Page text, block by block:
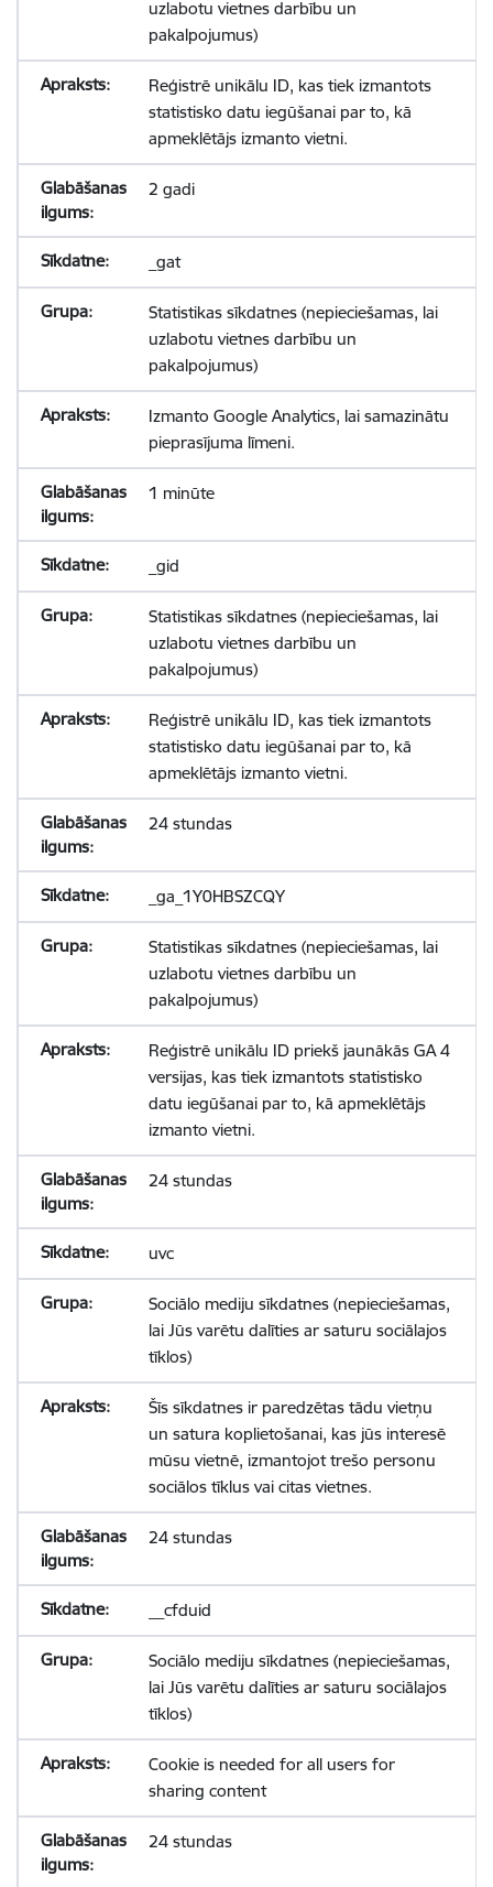
uzlabotu vietnes darbību un
pakalpojumus)
Reģistrē unikālu ID, kas tiek izmantots
statistisko datu iegūšanai par to, kā
apmeklētājs izmanto vietni.
2 gadi
_gat
Statistikas sīkdatnes (nepieciešamas, lai
uzlabotu vietnes darbību un
pakalpojumus)
Izmanto Google Analytics, lai samazinātu
pieprasījuma līmeni.
1 minūte
_gid
Statistikas sīkdatnes (nepieciešamas, lai
uzlabotu vietnes darbību un
pakalpojumus)
Reģistrē unikālu ID, kas tiek izmantots
statistisko datu iegūšanai par to, kā
apmeklētājs izmanto vietni.
24 stundas
_ga_1Y0HBSZCQY
Statistikas sīkdatnes (nepieciešamas, lai
uzlabotu vietnes darbību un
pakalpojumus)
Reģistrē unikālu ID priekš jaunākās GA 4
versijas, kas tiek izmantots statistisko
datu iegūšanai par to, kā apmeklētājs
izmanto vietni.
24 stundas
uvc
Sociālo mediju sīkdatnes (nepieciešamas,
lai Jūs varētu dalīties ar saturu sociālajos
tīklos)
Šīs sīkdatnes ir paredzētas tādu vietņu
un satura koplietošanai, kas jūs interesē
mūsu vietnē, izmantojot trešo personu
sociālos tīklus vai citas vietnes.
24 stundas
__cfduid
Sociālo mediju sīkdatnes (nepieciešamas,
lai Jūs varētu dalīties ar saturu sociālajos
tīklos)
Cookie is needed for all users for
sharing content
24 stundas